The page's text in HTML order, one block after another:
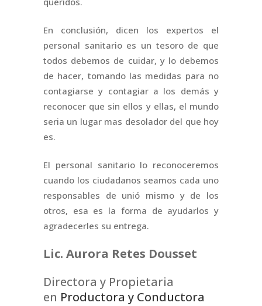
En conclusión, dicen los expertos el
personal sanitario es un tesoro de que
todos debemos de cuidar, y lo debemos
de hacer, tomando las medidas para no
contagiarse y contagiar a los demás y
reconocer que sin ellos y ellas, el mundo
seria un lugar mas desolador del que hoy
es.
El personal sanitario lo reconoceremos
cuando los ciudadanos seamos cada uno
responsables de unió mismo y de los
otros, esa es la forma de ayudarlos y
agradecerles su entrega.
Lic. Aurora Retes Dousset
Directora y Propietaria
en Productora y Conductora